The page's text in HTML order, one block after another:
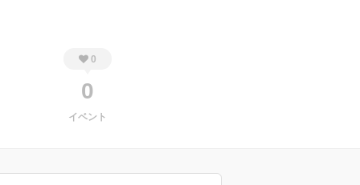
0
0
イベント